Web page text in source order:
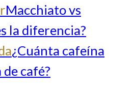
Macchiato vs
la diferencia?
¿Cuánta cafeína
café?